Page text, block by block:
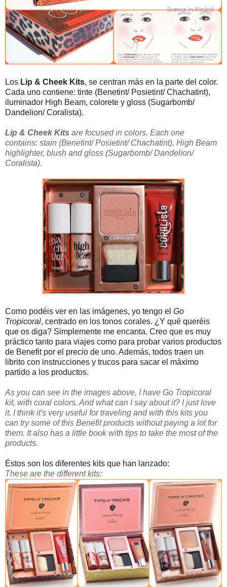
Los Lip & Cheek Kits, se centran más en la parte del color.
Cada uno contiene: tinte (Benetint/ Posietint/ Chachatint),
iluminador High Beam, colorete y gloss (Sugarbomb/
Dandelion/ Coralista).
Lip & Cheek Kits are focused in colors. Each one
contains: stain (Benetint/ Posietint/ Chachatint), High Beam
highlighter, blush and gloss (Sugarbomb/ Dandelion/
Coralista).
Como podéis ver en las imágenes, yo tengo el Go
Tropicoral, centrado en los tonos corales. ¿Y qué queréis
que os diga? Simplemente me encanta. Creo que es muy
práctico tanto para viajes como para probar varios productos
de Benefit por el precio de uno. Además, todos traen un
librito con instrucciones y trucos para sacar el máximo
partido a los productos.
As you can see in the images above, I have Go Tropicoral
kit, with coral colors. And what can I say about it? I just love
it. I think it's very useful for traveling and with this kits you
can try some of this Benefit products without paying a lot for
them. It also has a little book with tips to take the most of the
products.
Éstos son los diferentes kits que han lanzado:
These are the different kits: